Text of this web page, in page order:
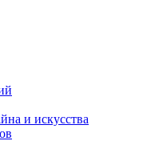
и искусства